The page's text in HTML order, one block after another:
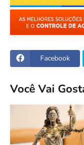
Facebook
Você Vai